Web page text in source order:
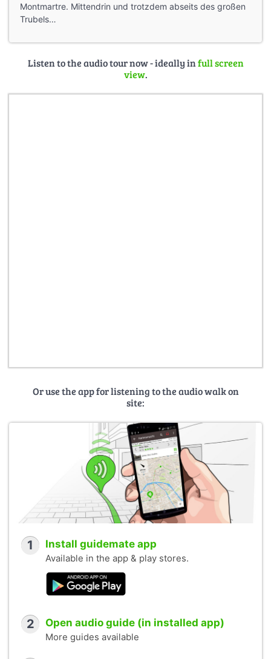
Montmartre. Mittendrin und trotzdem abseits des großen
Trubels…
Listen to the audio tour now - ideally infull screen
view.
Or use the app for listening to the audio walk on
site:
1 Install guidemate app
Available in the app & play stores.
2 Open audio guide (in installed app)
More guides available